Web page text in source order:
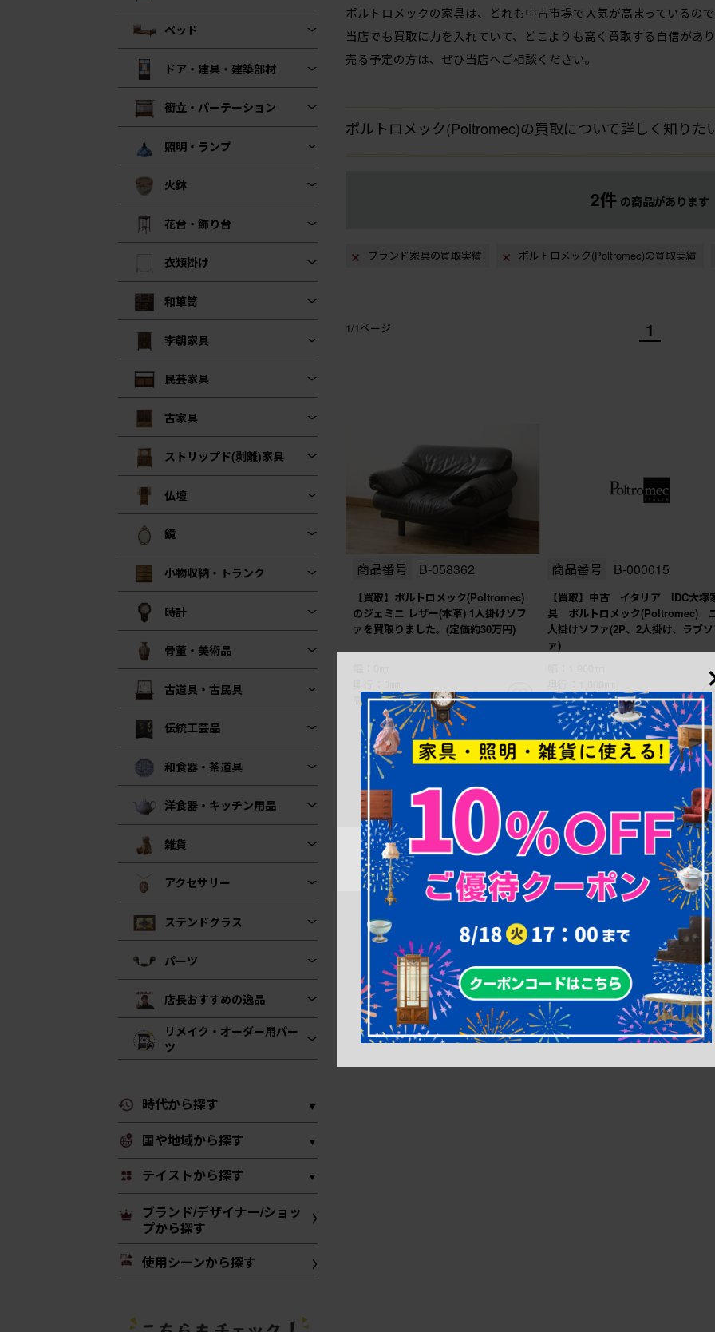
ベッド
ドア・建具・建築部材
衝立・パーテーション
照明・ランプ
火鉢
花台・飾り台
衣類掛け
和箪笥
李朝家具
民芸家具
古家具
ストリップド(剥離)家具
仏壇
鏡
小物収納・トランク
時計
骨董・美術品
古道具・古民具
伝統工芸品
和食器・茶道具
洋食器・キッチン用品
雑貨
アクセサリー
ステンドグラス
パーツ
店長おすすめの逸品
リメイク・オーダー用パー
ツ
時代から探す
国や地域から探す
テイストから探す
ブランド/デザイナー/ショッ
プから探す
使用シーンから探す
ポルトロメックの家具は、どれも中古市場で人気が高まっているの
当店でも買取に力を入れていて、どこよりも高く買取する自信があり
売る予定の方は、ぜひ当店へご相談ください。
ポルトロメック(Poltromec)の買取について詳しく知りた
2件 の商品があります
ブランド家具の買取実績 ポルトロメック(Poltromec)の買取実績
1/1ページ 1
商品番号 B-058362
【買取】ポルトロメック(Poltromec)
のジェミニ レザー(本革) 1人掛けソフ
ァを買取りました。(定価約30万円)
高さ：0㎜
商品番号 B-000015
【買取】中古 イタリア IDC大塚
具 ポルトロメック(Poltromec)
人掛けソファ(2P、2人掛け、ラブソ
ァ)
高さ：900㎜
1